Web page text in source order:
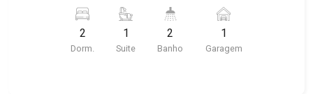
deste imóvel que a Martinelli Imobiliária
selecionou para você: - 61m² de área útil - 2
dormitório com ar-condicionado sendo 1 com
2
Dorm.
1
Suite
2
Banho
1
Garagem